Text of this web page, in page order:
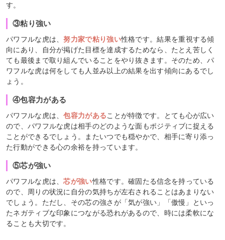
す。
③粘り強い
パワフルな虎は、努力家で粘り強い性格です。結果を重視する傾
向にあり、自分が掲げた目標を達成するためなら、たとえ苦しく
ても最後まで取り組んでいることをやり抜きます。そのため、パ
ワフルな虎は何をしても人並み以上の結果を出す傾向にあるでし
ょう。
④包容力がある
パワフルな虎は、包容力があることが特徴です。とても心が広い
ので、パワフルな虎は相手のどのような面もポジティブに捉える
ことができるでしょう。またいつでも穏やかで、相手に寄り添っ
た行動ができる心の余裕を持っています。
⑤芯が強い
パワフルな虎は、芯が強い性格です。確固たる信念を持っている
ので、周りの状況に自分の気持ちが左右されることはあまりない
でしょう。ただし、その芯の強さが「気が強い」「傲慢」といっ
たネガティブな印象につながる恐れがあるので、時には柔軟にな
ることも大切です。